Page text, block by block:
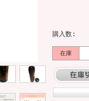
購入数:
在庫